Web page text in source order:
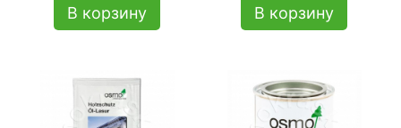
В корзину В корзину